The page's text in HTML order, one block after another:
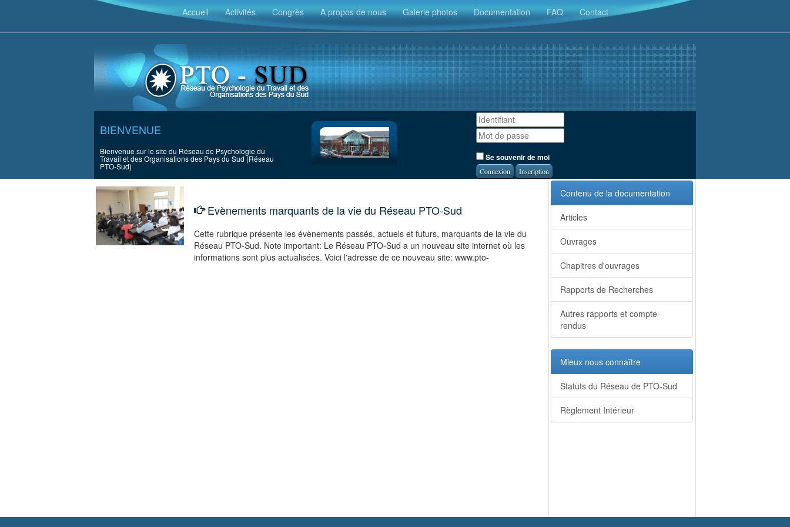
Accueil Activités Congrès A propos de nous Galerie photos Documentation FAQ Contact
BIENVENUE
Bienvenue sur le site du Réseau de Psychologie du
Travail et des Organisations des Pays du Sud (Réseau
PTO-Sud)
Se souvenir de moi
Inscription
Evènements marquants de la vie du Réseau PTO-Sud
Cette rubrique présente les évènements passés, actuels et futurs, marquants de la vie du
Réseau PTO-Sud. Note important: Le Réseau PTO-Sud a un nouveau site internet où les
informations sont plus actualisées. Voici l'adresse de ce nouveau site: www.pto-
Contenu de la documentation
Articles
Ouvrages
Chapitres d'ouvrages
Rapports de Recherches
Autres rapports et compte-
rendus
Mieux nous connaître
Statuts du Réseau de PTO-Sud
Règlement Intérieur